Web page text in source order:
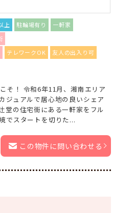
上 駐輪場有り
一軒家
テレワークOK
友人の出入り可
そ！ 令和6年11月、湘南エリア
ジュアルで居心地の良いシェア
堂の住宅街にある一軒家をフル
でスタートを切りた...
この物件に問い合わせる